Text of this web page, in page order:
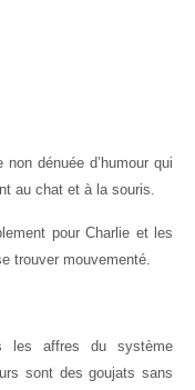
dénuée d’humour qui
au chat et à la souris.
pour Charlie et les
trouver mouvementé.
les affres du système
sont des goujats sans